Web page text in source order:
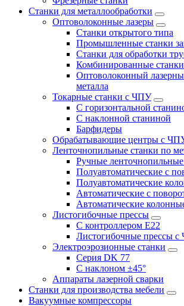
Станки для металлообработки
Оптоволоконные лазеры
Станки открытого типа
Промышленные станки
Станки для обработки
Комбинированные станки
Оптоволоконный
металла
Токарные станки с ЧПУ
С горизонтальной
С наклонной станиной
Барфидеры
Обрабатывающие центры с
Ленточнопильные станки по
Ручные ленточнопильные
Полуавтоматические с
Полуавтоматические
Автоматические с
Автоматические
Листогибочные прессы
С контроллером E22
Листогибочные прессы
Электроэрозионные станки
Серия DK 77
С наклоном ±45°
Аппараты лазерной сварки
Станки для производства мебели
Вакуумные компрессоры